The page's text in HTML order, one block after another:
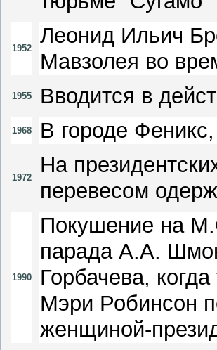
1952
Леонид Ильич
Мавзолея во
1955 Вводится в
1968 В городе
1972
На
перевесом
1990
Покушение на
парада А.А.
Горбачева,
Мэри Робинсон
женщиной-